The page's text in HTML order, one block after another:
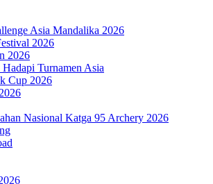
Asia Mandalika 2026
2026
2026
Turnamen Asia
Cup 2026
Nasional Katga 95 Archery 2026